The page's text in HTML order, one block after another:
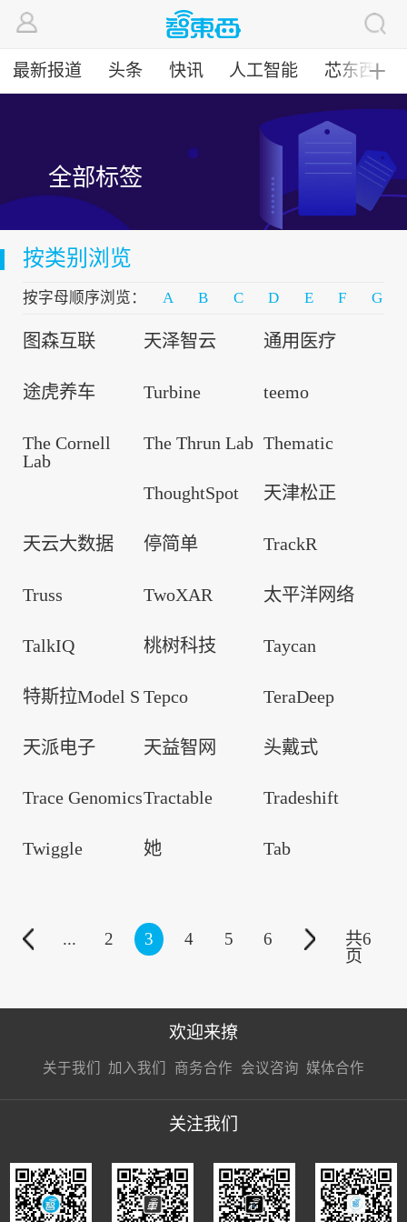
最新报道 头条 快讯 人工智能 芯东西╋
全部标签
按类别浏览
按字母顺序浏览： A B C D E F G
图森互联 天泽智云 通用医疗
途虎养车 Turbine teemo
The Cornell
Lab
The Thrun Lab Thematic
ThoughtSpot 天津松正
天云大数据 停简单 TrackR
Truss TwoXAR 太平洋网络
TalkIQ 桃树科技 Taycan
特斯拉Model S Tepco TeraDeep
天派电子 天益智网 头戴式
Trace GenomicsTractable Tradeshift
Twiggle 她 Tab
... 2 3 4 5 6 共6
页
欢迎来撩
关于我们 加入我们
接扔简历
商务合作
接开聊
会议咨询 媒体合作
接开聊
关注我们